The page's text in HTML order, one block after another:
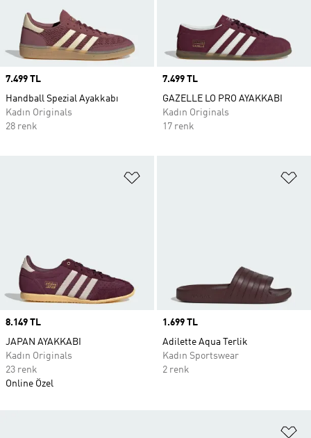
Price
7.499 TL
Handball Spezial Ayakkabı
Kadın Originals
28 renk
Price
7.499 TL
GAZELLE LO PRO AYAKKABI
Kadın Originals
17 renk
Price
8.149 TL
JAPAN AYAKKABI
Kadın Originals
23 renk
Online Özel
Price
1.699 TL
Adilette Aqua Terlik
Kadın Sportswear
2 renk